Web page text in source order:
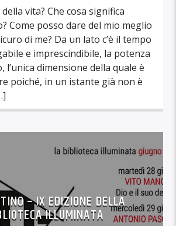
vita? Che cosa significa
Come posso dare del mio meglio
di me? Da un lato c’è il tempo
e imprescindibile, la potenza
l’unica dimensione della quale è
poiché, in un istante già non è
– IX EDIZIONE DELLA
ILLUMINATA